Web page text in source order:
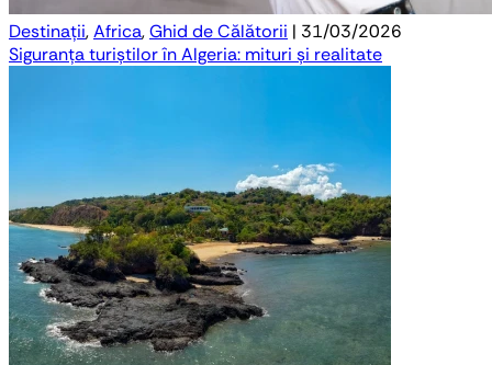
Destinații,Africa,Ghid de Călătorii | 31/03/2026
Siguranța turiștilor în Algeria: mituri și realitate